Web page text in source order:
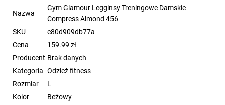
Nazwa
Gym Glamour Legginsy Treningowe Damskie
Compress Almond 456
SKU
e80d909db77a
Cena
159.99 zł
Producent Brak danych
Kategoria Odzież fitness
Rozmiar
L
Kolor
Beżowy